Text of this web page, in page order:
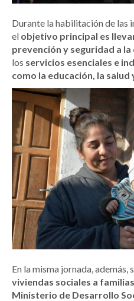
Durante la habilitación de las
el objetivo principal es
prevención y seguridad a la
los servicios esenciales e
como la educación, la salud
En la misma jornada, además,
viviendas sociales a
Ministerio de Desarrollo